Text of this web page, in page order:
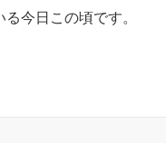
今日この頃です。